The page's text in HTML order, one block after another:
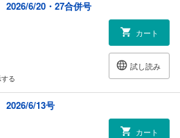
6/20・27合併号
カート
試し読み
る
6/13号
カート